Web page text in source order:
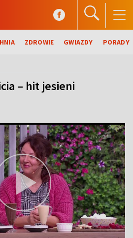
ZDROWIE GWIAZDY PORADY
– hit jesieni